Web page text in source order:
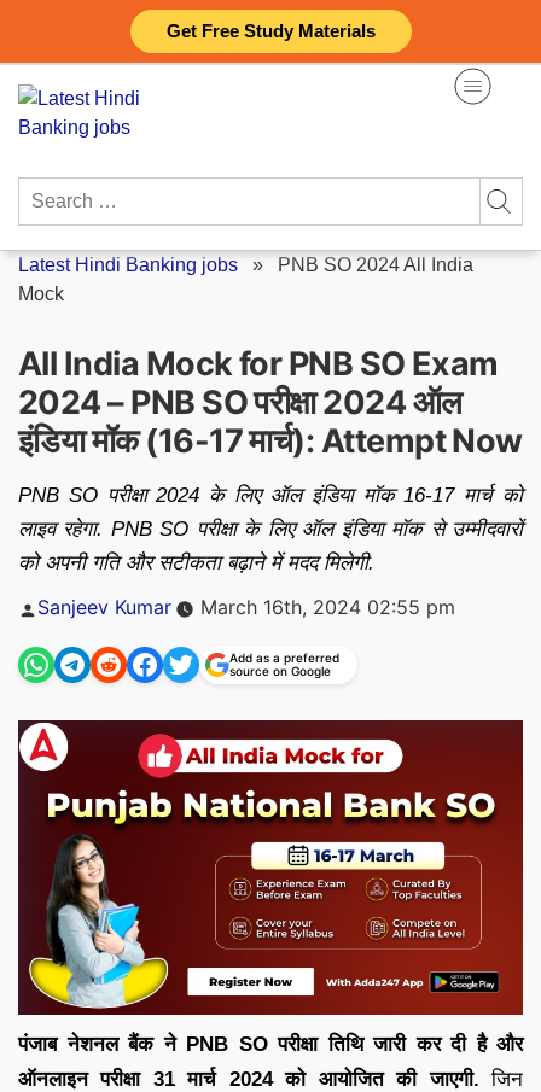
Get Free Study Materials
content
Search
Latest Hindi Banking jobs » PNB SO 2024 All India
Mock
All India Mock for PNB SO Exam
2024 – PNB SO परीक्षा 2024 ऑल
इंडिया मॉक (16-17 मार्च): Attempt Now
PNB SO परीक्षा 2024 के लिए ऑल इंडिया मॉक 16-17 मार्च को
लाइव रहेगा. PNB SO परीक्षा के लिए ऑल इंडिया मॉक से उम्मीदवारों
को अपनी गति और सटीकता बढ़ाने में मदद मिलेगी.
Posted
Sanjeev Kumar March 16th, 2024 02:55 pm
Add as a preferred
source on Google
पंजाब नेशनल बैंक ने PNB SO परीक्षा तिथि जारी कर दी है और
ऑनलाइन परीक्षा 31 मार्च 2024 को आयोजित की जाएगी. जिन